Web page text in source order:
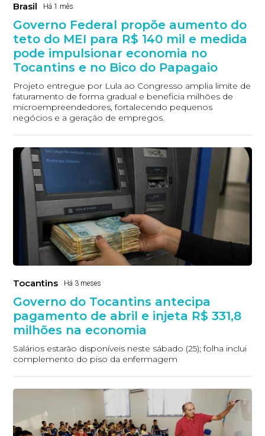
Brasil Há 1 mês
Governo Federal propõe aumento do
teto do MEI para R$ 140 mil e medida
pode impulsionar economia no
Tocantins e no Bico do Papagaio
Projeto entregue por Lula ao Congresso amplia limite de
faturamento de forma gradual e beneficia milhões de
microempreendedores, fortalecendo pequenos
negócios e a geração de empregos.
Tocantins Há 3 meses
Governo do Tocantins antecipa
pagamento de abril e injeta R$ 331,8
milhões na economia
Salários estarão disponíveis neste sábado (25); folha inclui
complemento do piso da enfermagem